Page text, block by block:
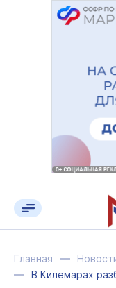
Главная
В Килемарах